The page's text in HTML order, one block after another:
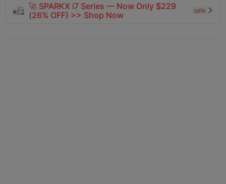
🚀 SPARKX i7 Series — Now Only $229
(26% OFF) >> Shop Now
sale 